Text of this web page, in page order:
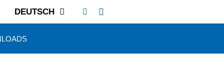
DEUTSCH